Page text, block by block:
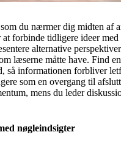
du nærmer dig midten af
forbinde tidligere ideer
alternative
læserne måtte have. Find
så informationen forbliver
som en overgang til
mens du leder
nøgleindsigter